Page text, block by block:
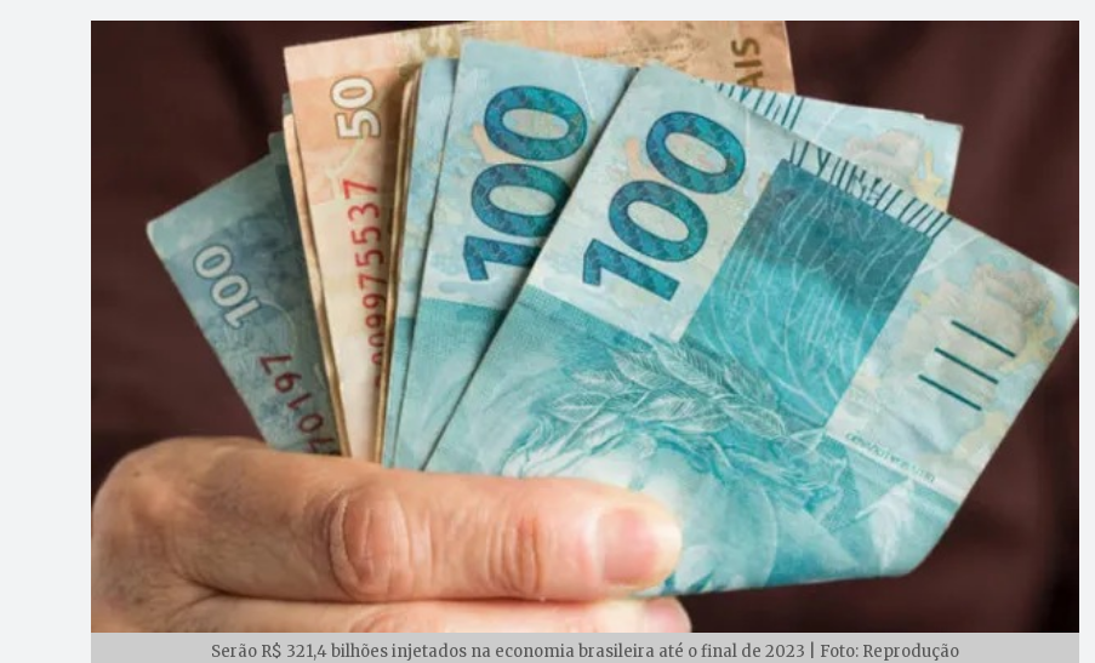
Serão R$ 321,4 bilhões injetados na economia brasileira até o final de 2023 | Foto: Reprodução